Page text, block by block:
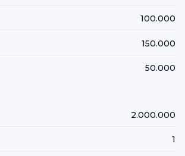
100.000
150.000
50.000
2.000.000
1